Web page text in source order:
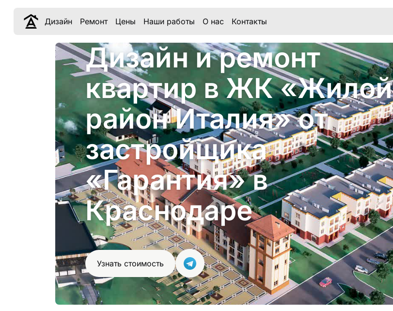
Дизайн Ремонт Цены Наши работы О нас Контакты
Дизайн и ремонт
квартир в ЖК «Жилой
район Италия» от
застройщика
«Гарантия» в
Краснодаре
Узнать стоимость